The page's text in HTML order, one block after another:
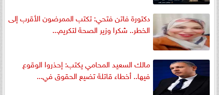
دكتورة فاتن فتحي: تكتب الممرضون الأقرب إلى
الخطر.. شكرا وزير الصحة لتكريم...
مالك السعيد المحامي يكتب: إحذروا الوقوع
فيها.. أخطاء قاتلة تضيع الحقوق في...